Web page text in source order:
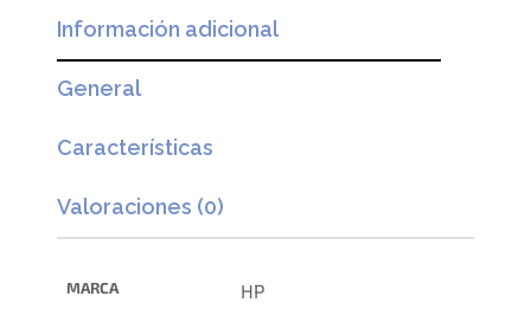
Información adicional
General
Características
Valoraciones (0)
MARCA HP